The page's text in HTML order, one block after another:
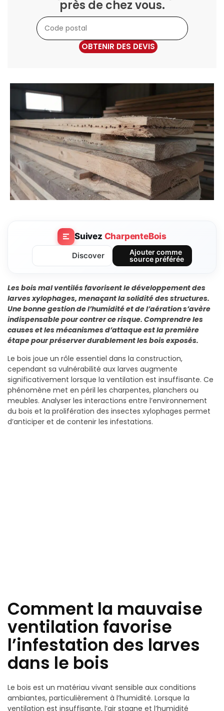
près de chez vous.
OBTENIR DES DEVIS
Suivez CharpenteBois
Discover
Ajouter comme
source préférée
Les bois mal ventilés favorisent le développement des
larves xylophages, menaçant la solidité des structures.
Une bonne gestion de l’humidité et de l’aération s’avère
indispensable pour contrer ce risque. Comprendre les
causes et les mécanismes d’attaque est la première
étape pour préserver durablement les bois exposés.
Le bois joue un rôle essentiel dans la construction,
cependant sa vulnérabilité aux larves augmente
significativement lorsque la ventilation est insuffisante. Ce
phénomène met en péril les charpentes, planchers ou
meubles. Analyser les interactions entre l’environnement
du bois et la prolifération des insectes xylophages permet
d’anticiper et de contenir les infestations.
Comment la mauvaise
ventilation favorise
l’infestation des larves
dans le bois
Le bois est un matériau vivant sensible aux conditions
ambiantes, particulièrement à l’humidité. Lorsque la
ventilation est insuffisante, l’air stagne et l’humidité